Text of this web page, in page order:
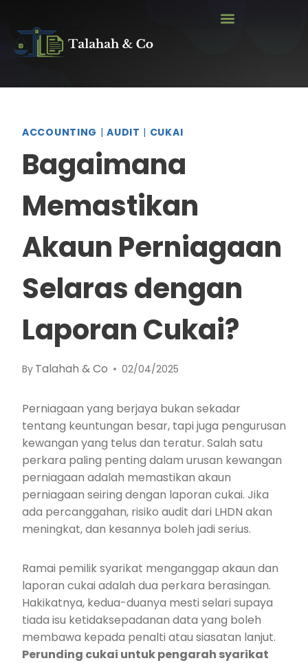
ACCOUNTING |AUDIT | CUKAI
Bagaimana
Memastikan
Akaun Perniagaan
Selaras dengan
Laporan Cukai?
By Talahah & Co 02/04/2025
Perniagaan yang berjaya bukan sekadar
tentang keuntungan besar, tapi juga pengurusan
kewangan yang telus dan teratur. Salah satu
perkara paling penting dalam urusan kewangan
perniagaan adalah memastikan akaun
perniagaan seiring dengan laporan cukai. Jika
ada percanggahan, risiko audit dari LHDN akan
meningkat, dan kesannya boleh jadi serius.
Ramai pemilik syarikat menganggap akaun dan
laporan cukai adalah dua perkara berasingan.
Hakikatnya, kedua-duanya mesti selari supaya
tiada isu ketidaksepadanan data yang boleh
membawa kepada penalti atau siasatan lanjut.
Perunding cukai untuk pengarah syarikat